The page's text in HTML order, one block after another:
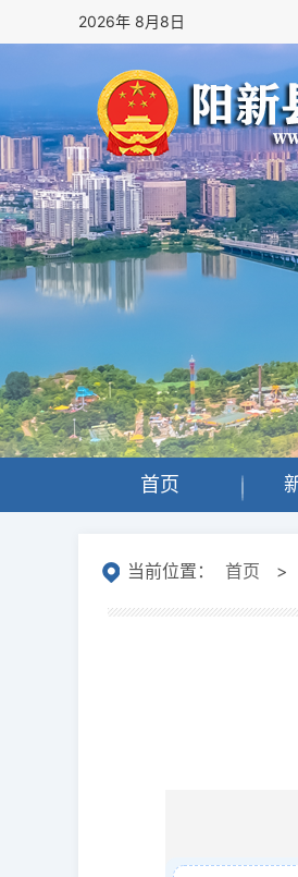
2026年 8月8日
首页
当前位置： 首页 >